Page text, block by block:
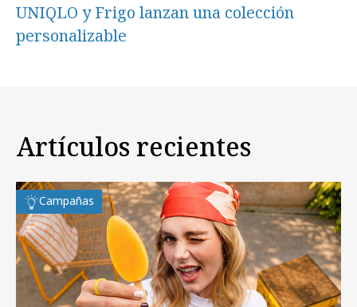
UNIQLO y Frigo lanzan una colección
personalizable
Artículos recientes
Campañas